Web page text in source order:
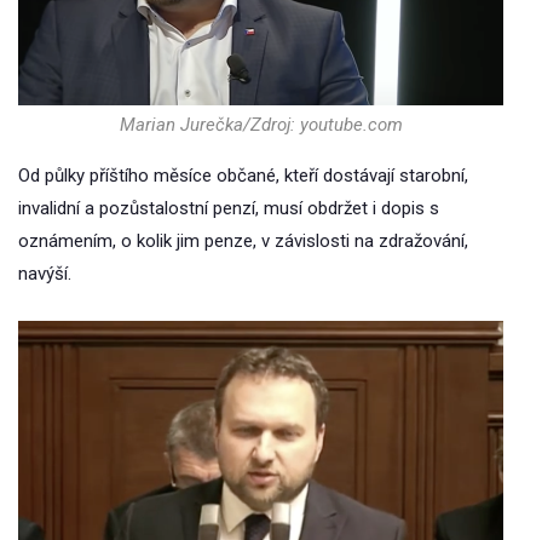
Marian Jurečka/Zdroj: youtube.com
Od půlky příštího měsíce občané, kteří dostávají starobní,
invalidní a pozůstalostní penzí, musí obdržet i dopis s
oznámením, o kolik jim penze, v závislosti na zdražování,
navýší.